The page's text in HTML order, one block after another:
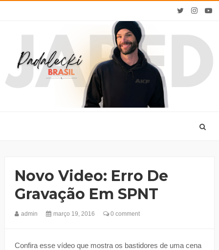
Novo Video: Erro De
Gravação Em SPNT
admin março 19, 2016 0 comment
Confira esse vídeo que mostra os bastidores de uma cena